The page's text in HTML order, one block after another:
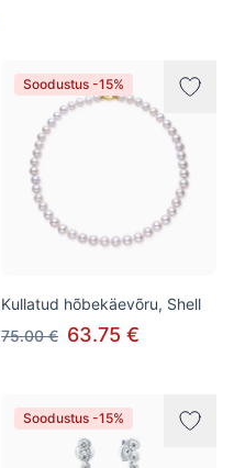
Soodustus -15%
Kullatud hõbekäevõru, Shell
75.00 € 63.75 €
Soodustus -15%